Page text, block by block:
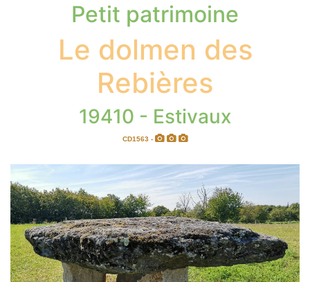
Petit patrimoine
Le dolmen des
Rebières
19410 - Estivaux
CD1563 -